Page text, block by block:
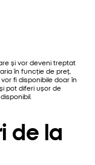
și vor deveni treptat
în funcție de preț,
fi disponibile doar în
pot diferi ușor de
de la